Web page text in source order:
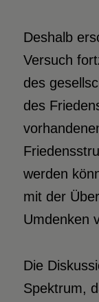
Deshalb
Versuch
des
des
werden
mit der
Umdenken
Die
Spektrum,